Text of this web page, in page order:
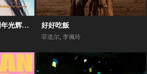
一世风靡：陈慧琳30周年光辉全纪录 好好吃飯
菲道尔, 李佩玲